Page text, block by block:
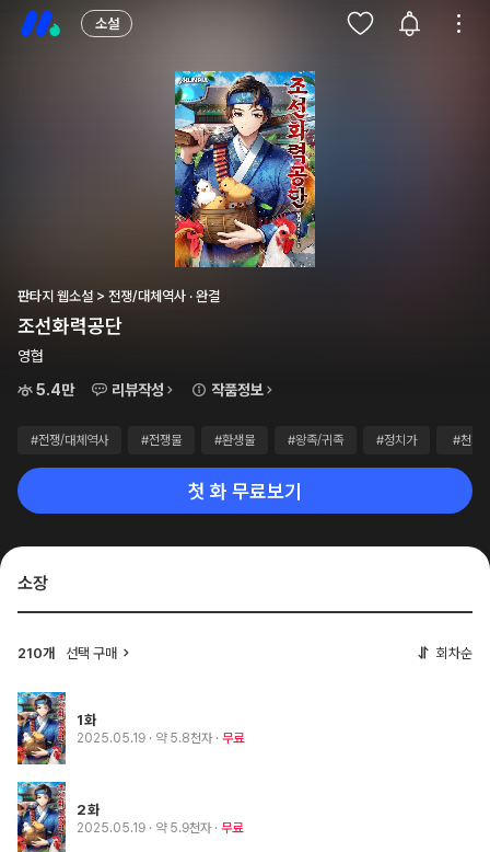
소설
판타지 웹소설 > 전쟁/대체역사 · 완결
조선화력공단
영협
5.4만
리뷰작성 작품정보
#전쟁/대체역사 #전쟁물 #환생물 #왕족/귀족 #정치가 #천재
첫 화 무료보기
소장
210개 선택 구매 회차순
1화
2025.05.19 · 약 5.8천자 무료
2화
2025.05.19 · 약 5.9천자 무료